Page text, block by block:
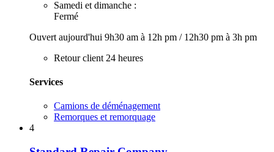
Samedi et dimanche :
Fermé
Ouvert aujourd'hui 9h30 am à 12h pm / 12h30 pm à 3h pm
Retour client 24 heures
Services
Camions de déménagement
Remorques et remorquage
4